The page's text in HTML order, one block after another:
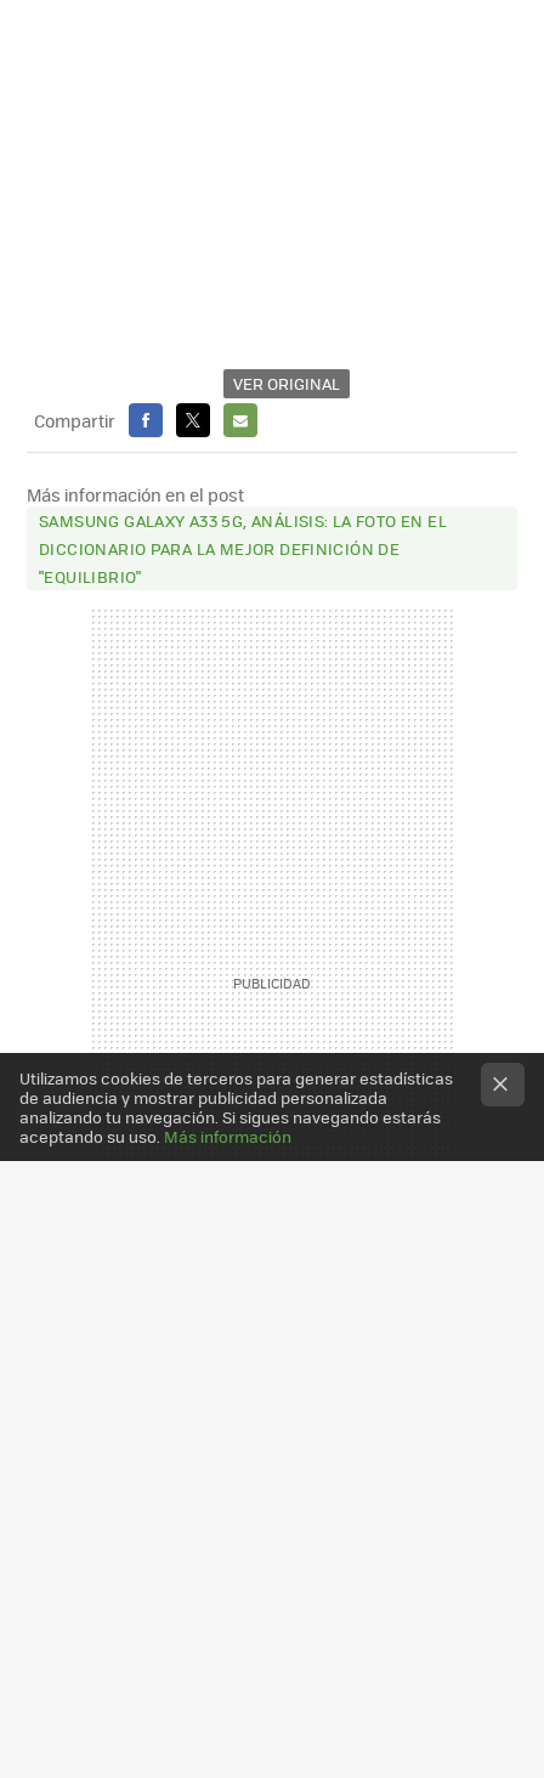
VER ORIGINAL
Compartir
FACEBOOK
X
E-
MAIL
Más información en el post
SAMSUNG GALAXY A33 5G, ANÁLISIS: LA FOTO EN EL
DICCIONARIO PARA LA MEJOR DEFINICIÓN DE
"EQUILIBRIO"
Utilizamos cookies de terceros para generar estadísticas
de audiencia y mostrar publicidad personalizada
analizando tu navegación. Si sigues navegando estarás
aceptando su uso. Más información